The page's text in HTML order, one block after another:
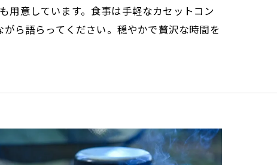
用意しています。食事は手軽なカセットコン
ら語らってください。穏やかで贅沢な時間を